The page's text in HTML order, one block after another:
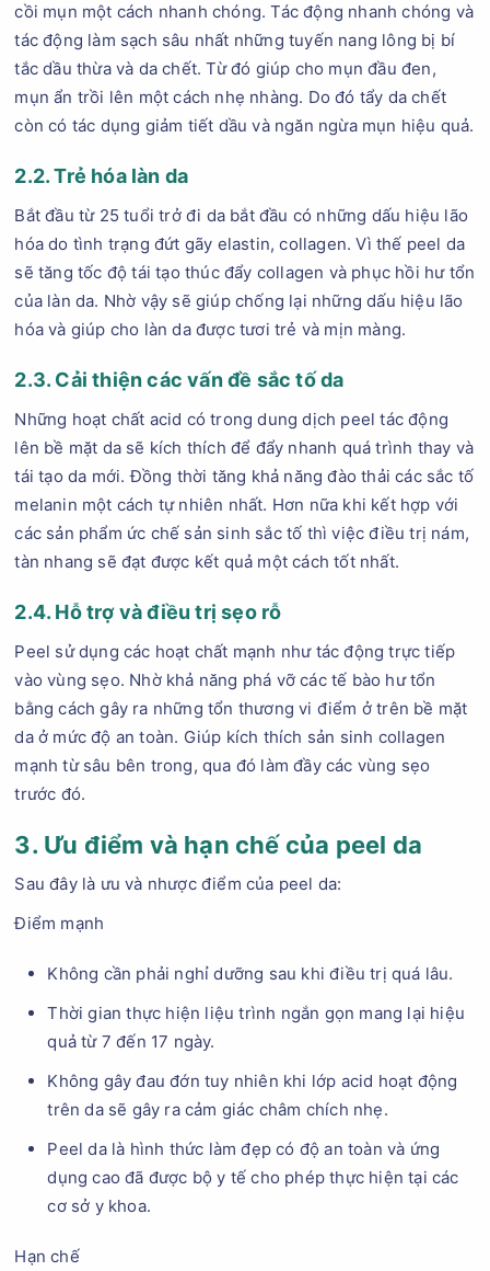
cồi mụn một cách nhanh chóng. Tác động nhanh chóng và
tác động làm sạch sâu nhất những tuyến nang lông bị bí
tắc dầu thừa và da chết. Từ đó giúp cho mụn đầu đen,
mụn ẩn trồi lên một cách nhẹ nhàng. Do đó tẩy da chết
còn có tác dụng giảm tiết dầu và ngăn ngừa mụn hiệu quả.
2.2. Trẻ hóa làn da
Bắt đầu từ 25 tuổi trở đi da bắt đầu có những dấu hiệu lão
hóa do tình trạng đứt gãy elastin, collagen. Vì thế peel da
sẽ tăng tốc độ tái tạo thúc đẩy collagen và phục hồi hư tổn
của làn da. Nhờ vậy sẽ giúp chống lại những dấu hiệu lão
hóa và giúp cho làn da được tươi trẻ và mịn màng.
2.3. Cải thiện các vấn đề sắc tố da
Những hoạt chất acid có trong dung dịch peel tác động
lên bề mặt da sẽ kích thích để đẩy nhanh quá trình thay và
tái tạo da mới. Đồng thời tăng khả năng đào thải các sắc tố
melanin một cách tự nhiên nhất. Hơn nữa khi kết hợp với
các sản phẩm ức chế sản sinh sắc tố thì việc điều trị nám,
tàn nhang sẽ đạt được kết quả một cách tốt nhất.
2.4. Hỗ trợ và điều trị sẹo rỗ
Peel sử dụng các hoạt chất mạnh như tác động trực tiếp
vào vùng sẹo. Nhờ khả năng phá vỡ các tế bào hư tổn
bằng cách gây ra những tổn thương vi điểm ở trên bề mặt
da ở mức độ an toàn. Giúp kích thích sản sinh collagen
mạnh từ sâu bên trong, qua đó làm đầy các vùng sẹo
trước đó.
3. Ưu điểm và hạn chế của peel da
Sau đây là ưu và nhược điểm của peel da:
Điểm mạnh
Không cần phải nghỉ dưỡng sau khi điều trị quá lâu.
Thời gian thực hiện liệu trình ngắn gọn mang lại hiệu
quả từ 7 đến 17 ngày.
Không gây đau đớn tuy nhiên khi lớp acid hoạt động
trên da sẽ gây ra cảm giác châm chích nhẹ.
Peel da là hình thức làm đẹp có độ an toàn và ứng
dụng cao đã được bộ y tế cho phép thực hiện tại các
cơ sở y khoa.
Hạn chế